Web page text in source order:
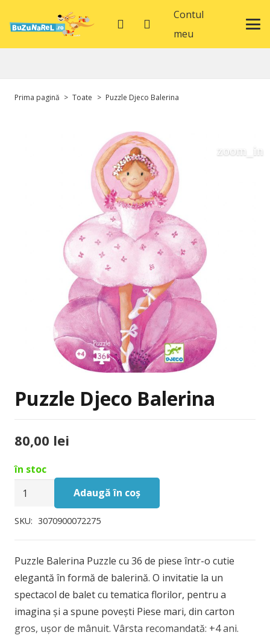
Contul
meu
Prima pagină > Toate > Puzzle Djeco Balerina
Puzzle Djeco Balerina
80,00 lei
în stoc
Cantitate
Djeco
Adaugă în coș
SKU: 3070900072275
Puzzle Balerina Puzzle cu 36 de piese într-o cutie
elegantă în formă de balerină. O invitatie la un
spectacol de balet cu tematica florilor, pentru a
imagina și a spune povești Piese mari, din carton
gros, ușor de mânuit. Vârsta recomandată: +4 ani.